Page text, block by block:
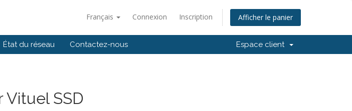
Français Connexion Inscription Afficher le panier
État du réseau Contactez-nous Espace client
Vituel SSD